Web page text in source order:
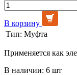
В корзину
Тип: Муфта
Применяется как
В наличии: 6 шт